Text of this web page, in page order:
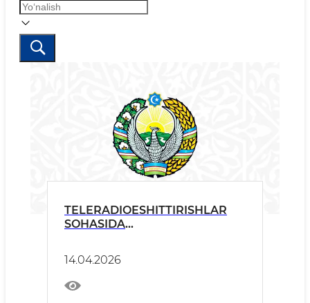
TELERADIOESHITTIRISHLAR
SOHASIDA
TARTIBDAGI LITSENZIYALAR
BERISH BO‘YICHA TANLOV
E’LON QILINADI
14.04.2026